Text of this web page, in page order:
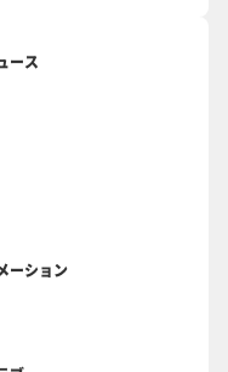
ース
ーション